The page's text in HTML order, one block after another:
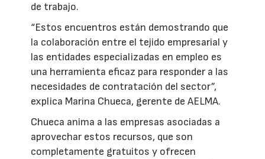
de trabajo.
“Estos encuentros están demostrando que
la colaboración entre el tejido empresarial y
las entidades especializadas en empleo es
una herramienta eficaz para responder a las
necesidades de contratación del sector”,
explica Marina Chueca, gerente de AELMA.
Chueca anima a las empresas asociadas a
aprovechar estos recursos, que son
completamente gratuitos y ofrecen